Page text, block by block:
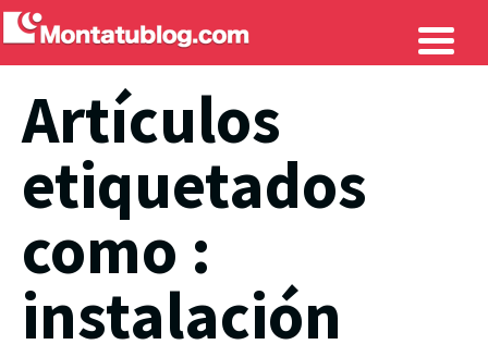
Artículos
etiquetados
como :
instalación